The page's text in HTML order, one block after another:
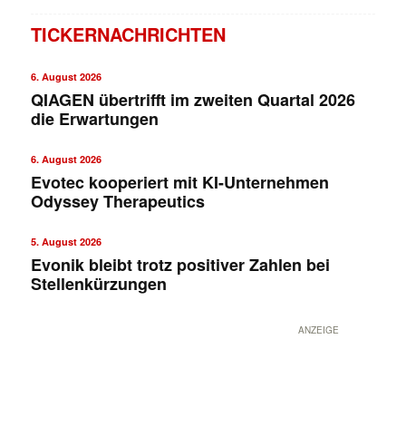
TICKERNACHRICHTEN
6. August 2026
QIAGEN übertrifft im zweiten Quartal 2026
die Erwartungen
6. August 2026
Evotec kooperiert mit KI-Unternehmen
Odyssey Therapeutics
5. August 2026
Evonik bleibt trotz positiver Zahlen bei
Stellenkürzungen
ANZEIGE